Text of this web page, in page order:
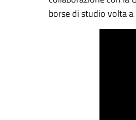
borse di studio volta